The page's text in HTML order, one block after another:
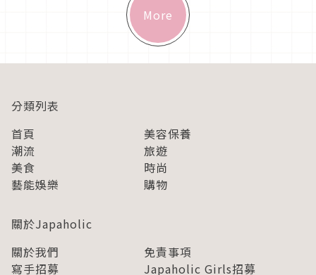
More
分類列表
首頁
美容保養
潮流
旅遊
美食
時尚
藝能娛樂
購物
關於Japaholic
關於我們
免責事項
寫手招募
Japaholic Girls招募